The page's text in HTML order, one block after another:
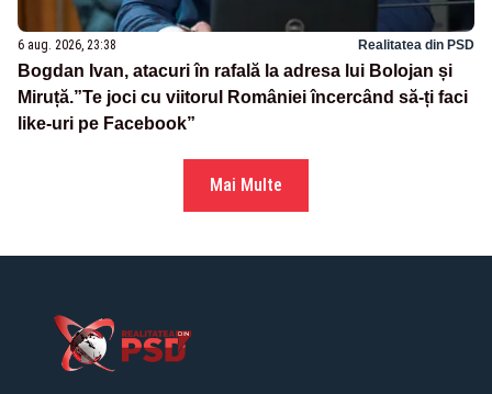
6 aug. 2026, 23:38 Realitatea din PSD
Bogdan Ivan, atacuri în rafală la adresa lui Bolojan și
Miruță.”Te joci cu viitorul României încercând să-ți faci
like-uri pe Facebook”
Mai Multe